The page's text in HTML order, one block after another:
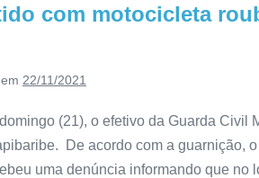
com motocicleta
22/11/2021
(21), o efetivo da Guarda Civil
De acordo com a guarnição,
uma denúncia informando que no